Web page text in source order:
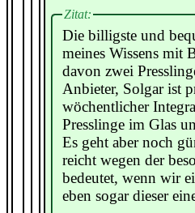
Zitat:
Die billigste und
meines Wissens mit
davon zwei
Anbieter, Solgar ist
wöchentlicher
Presslinge im Glas
Es geht aber noch
reicht wegen der
bedeutet, wenn wir
eben sogar dieser